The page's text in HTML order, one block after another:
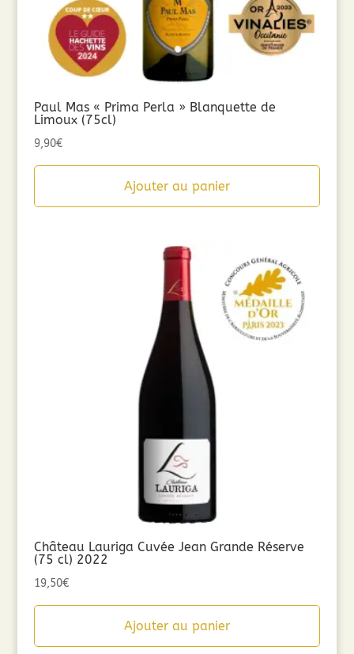
Paul Mas « Prima Perla » Blanquette de
Limoux (75cl)
9,90€
Ajouter au panier
Château Lauriga Cuvée Jean Grande Réserve
(75 cl) 2022
19,50€
Ajouter au panier